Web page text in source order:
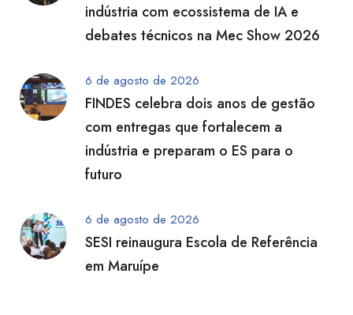
indústria com ecossistema de IA e
debates técnicos na Mec Show 2026
6 de agosto de 2026
FINDES celebra dois anos de gestão
com entregas que fortalecem a
indústria e preparam o ES para o
futuro
6 de agosto de 2026
SESI reinaugura Escola de Referência
em Maruípe